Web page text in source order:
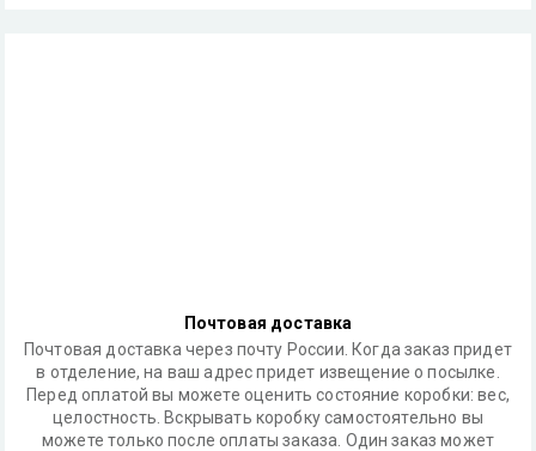
Почтовая доставка
Почтовая доставка через почту России. Когда заказ придет
в отделение, на ваш адрес придет извещение о посылке.
Перед оплатой вы можете оценить состояние коробки: вес,
целостность. Вскрывать коробку самостоятельно вы
можете только после оплаты заказа. Один заказ может